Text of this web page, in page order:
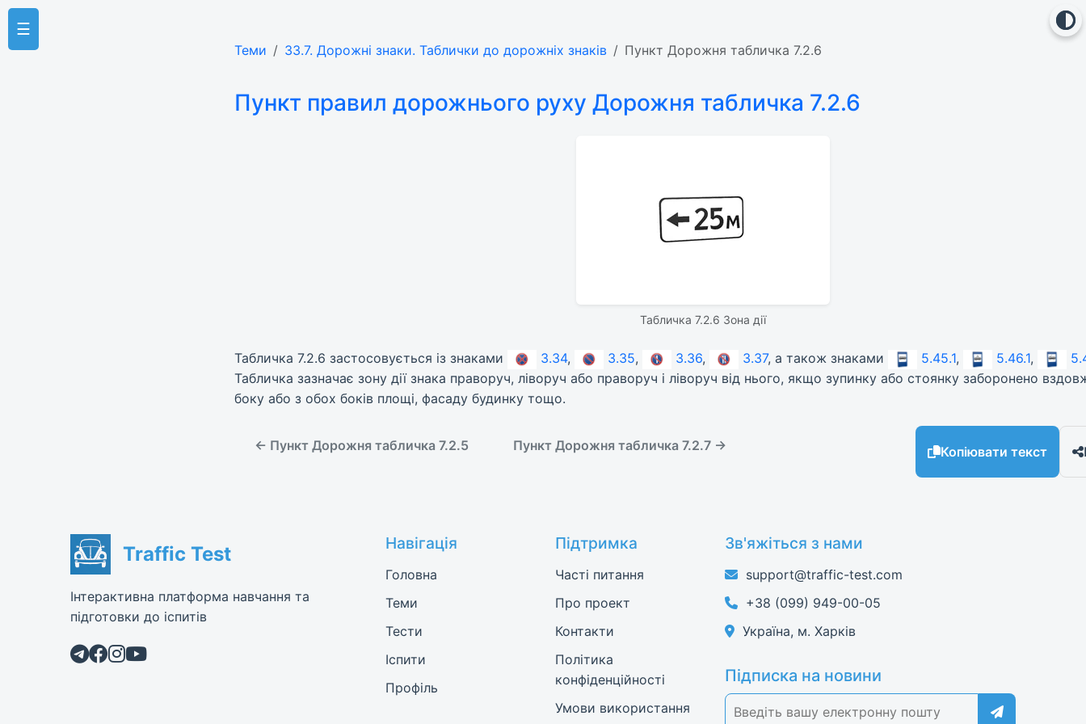
☰
Теми 33.7. Дорожні знаки. Таблички до дорожніх знаків Пункт Дорожня табличка 7.2.6
Пункт правил дорожнього руху Дорожня табличка 7.2.6
Табличка 7.2.6 Зона дії
Табличка 7.2.6 застосовується із знаками 3.34, 3.35, 3.36, 3.37, а також знаками 5.45.1, 5.46.1,
Табличка зазначає зону дії знака праворуч, ліворуч або праворуч і ліворуч від нього, якщо зупинку або стоянку заборонено
боку або з обох боків площі, фасаду будинку тощо.
← Пункт Дорожня табличка 7.2.5 Пункт Дорожня табличка 7.2.7 → Копіювати текст
Traffic Test
Інтерактивна платформа навчання та
підготовки до іспитів
Навігація
Головна
Теми
Тести
Іспити
Профіль
Підтримка
Часті питання
Про проект
Контакти
Політика
конфіденційності
Умови використання
Зв'яжіться з нами
support@traffic-test.com
+38 (099) 949-00-05
Україна, м. Харків
Підписка на новини